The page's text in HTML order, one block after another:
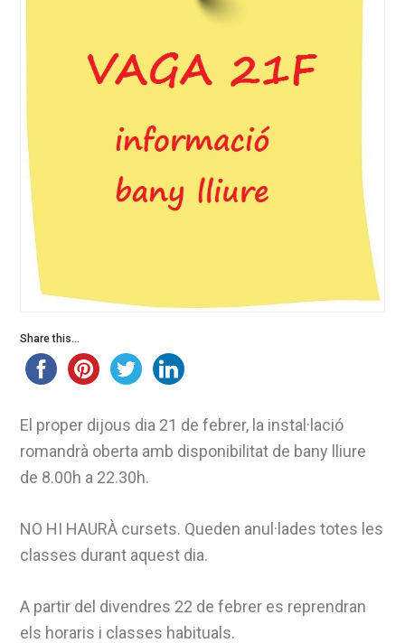
Share this...
El proper dijous dia 21 de febrer, la instal·lació
romandrà oberta amb disponibilitat de bany lliure
de 8.00h a 22.30h.
NO HI HAURÀ cursets. Queden anul·lades totes les
classes durant aquest dia.
A partir del divendres 22 de febrer es reprendran
els horaris i classes habituals.